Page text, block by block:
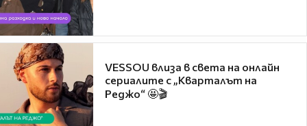
VESSOU влиза в света на онлайн
сериалите с „Кварталът на
Реджо“ 🤩🎬